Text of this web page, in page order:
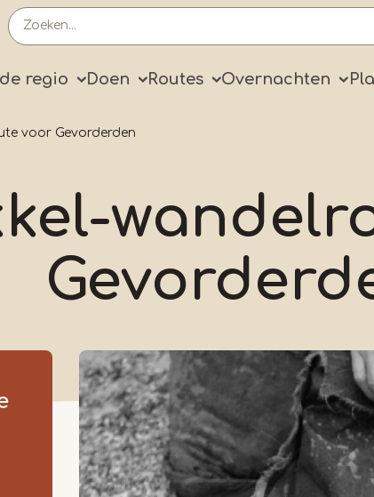
regio Doen Routes Overnachten
voor Gevorderden